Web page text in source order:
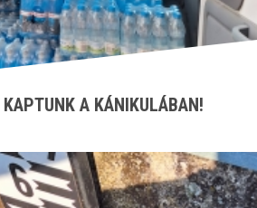
A KÁNIKULÁBAN!